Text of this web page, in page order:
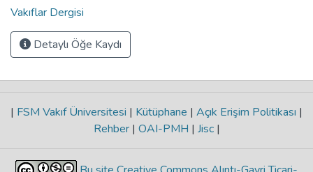
Vakıflar Dergisi
Detaylı Öğe Kaydı
| FSM Vakıf Üniversitesi | Kütüphane | Açık Erişim Politikası |
Rehber | OAI-PMH | Jisc |